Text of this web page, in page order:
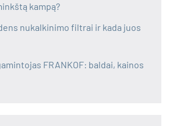
kampą?
nukalkinimo filtrai ir kada juos
FRANKOF: baldai, kainos